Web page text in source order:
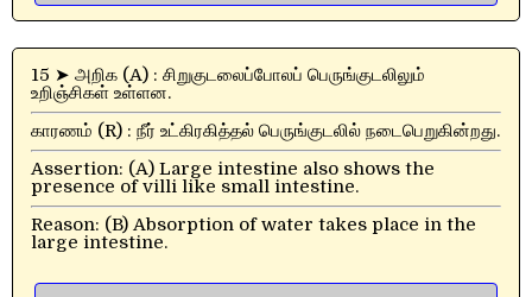
15 ➤ அறிக (A) : சிறுகுடலைப்போலப் பெருங்குடலிலும்
உறிஞ்சிகள் உள்ளன.
காரணம் (R) : நீர் உட்கிரகித்தல் பெருங்குடலில் நடைபெறுகின்றது.
Assertion: (A) Large intestine also shows the
presence of villi like small intestine.
Reason: (B) Absorption of water takes place in the
large intestine.